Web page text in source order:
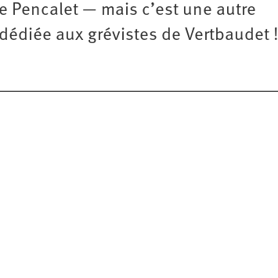
Pencalet — mais c’est une autre
aux grévistes de Vertbaudet !